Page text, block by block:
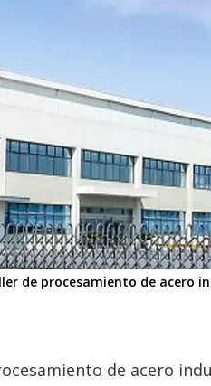
de procesamiento de acero
de acero